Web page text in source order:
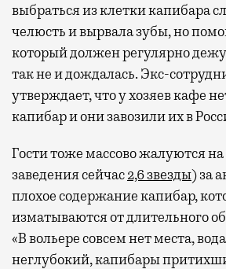
выбраться из клетки капибара
челюсть и вырвала зубы, но
который должен регулярно
так не и дождалась. Экс-
утверждает, что у хозяев кафе
капибар и они завозили их в
Гости тоже массово жалуются
заведения сейчас2,6 звезды) за
плохое содержание капибар,
изматываются от длительного
«В вольере совсем нет места,
неглубокий, капибары